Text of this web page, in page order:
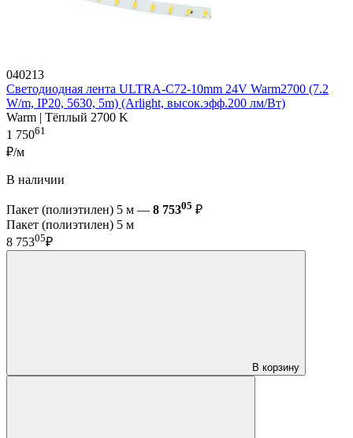
040213
Светодиодная лента ULTRA-C72-10mm 24V Warm2700 (7.2
W/m, IP20, 5630, 5m) (Arlight, высок.эфф.200 лм/Вт)
Warm | Тёплый 2700 K
1 75061
₽/м
В наличии
Пакет (полиэтилен) 5 м — 8 75305 ₽
Пакет (полиэтилен) 5 м
8 75305₽
В корзину